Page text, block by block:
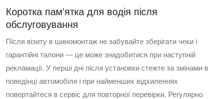
Коротка пам'ятка для водія після
обслуговування
Після візиту в шиномонтаж не забувайте зберігати чеки і
гарантійні талони — це може знадобитися при наступній
рекламації. У перші дні після установки стежте за змінами в
поведінці автомобіля і при найменших відхиленнях
повертайтеся в сервіс для повторної перевірки. Регулярно